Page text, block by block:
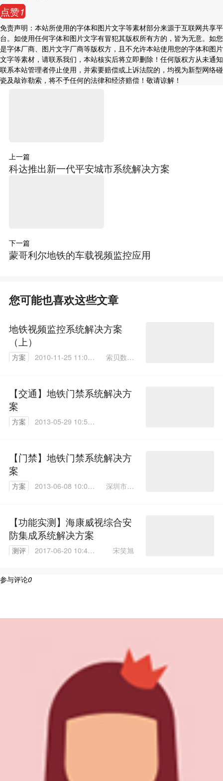
点赞1
免责声明：本站所使用的字体和图片文字等素材部分来源于互联网共享平
台。如使用任何字体和图片文字有冒犯其版权所有方的，皆为无意。如您
是字体厂商、图片文字厂商等版权方，且不允许本站使用您的字体和图片
文字等素材，请联系我们，本站核实后将立即删除！任何版权方从未通知
联系本站管理者停止使用，并索要赔偿或上诉法院的，均视为新型网络碰
瓷及敲诈勒索，将不予任何的法律和经济赔偿！敬请谅解！
上一篇
科达推出新一代平安城市系统解决方案
下一篇
蒙哥利尔地铁的车载视频监控应用
您可能也喜欢这些文章
地铁视频监控系统解决方案
（上）
方案
2010-11-25 11:07:
索贝数码
李启国
【交通】地铁门禁系统解决方
案
方案
2013-05-29 10:56:
【门禁】地铁门禁系统解决方
案
方案
2013-06-08 10:09:
深圳市披
【功能实测】海康威视综合安
防集成系统解决方案
测评
2017-06-20 10:44:
宋笑旭
参与评论0